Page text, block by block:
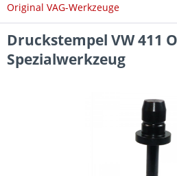
Original VAG-Werkzeuge
Druckstempel VW 411
Spezialwerkzeug